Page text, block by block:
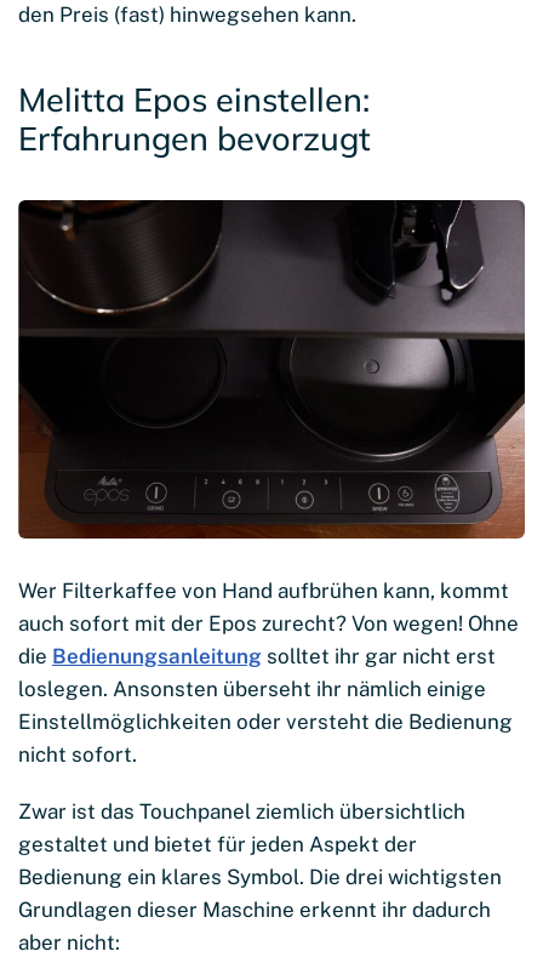
den Preis (fast) hinwegsehen kann.
Melitta Epos einstellen:
Erfahrungen bevorzugt
Wer Filterkaffee von Hand aufbrühen kann, kommt
auch sofort mit der Epos zurecht? Von wegen! Ohne
die Bedienungsanleitung solltet ihr gar nicht erst
loslegen. Ansonsten überseht ihr nämlich einige
Einstellmöglichkeiten oder versteht die Bedienung
nicht sofort.
Zwar ist das Touchpanel ziemlich übersichtlich
gestaltet und bietet für jeden Aspekt der
Bedienung ein klares Symbol. Die drei wichtigsten
Grundlagen dieser Maschine erkennt ihr dadurch
aber nicht: